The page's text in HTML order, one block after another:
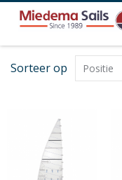
Sorteer op